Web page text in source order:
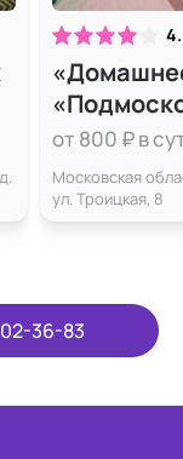
от 800 ₽ в
Московская
ул. Троицкая, 8
36-83